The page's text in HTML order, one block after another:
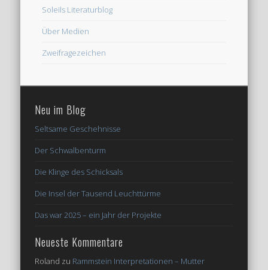
Soleils Literaturblog
Über Medien
Zweifragezeichen
Neu im Blog
Seltsame Geschehnisse
Der Schwalbenturm
Die Klinge des Schicksals
Die Insel der Tausend Leuchttürme
Das war 2025 – ein Jahr der Projekte
Neueste Kommentare
Roland zu Rammstein Interpretationen – Mutter